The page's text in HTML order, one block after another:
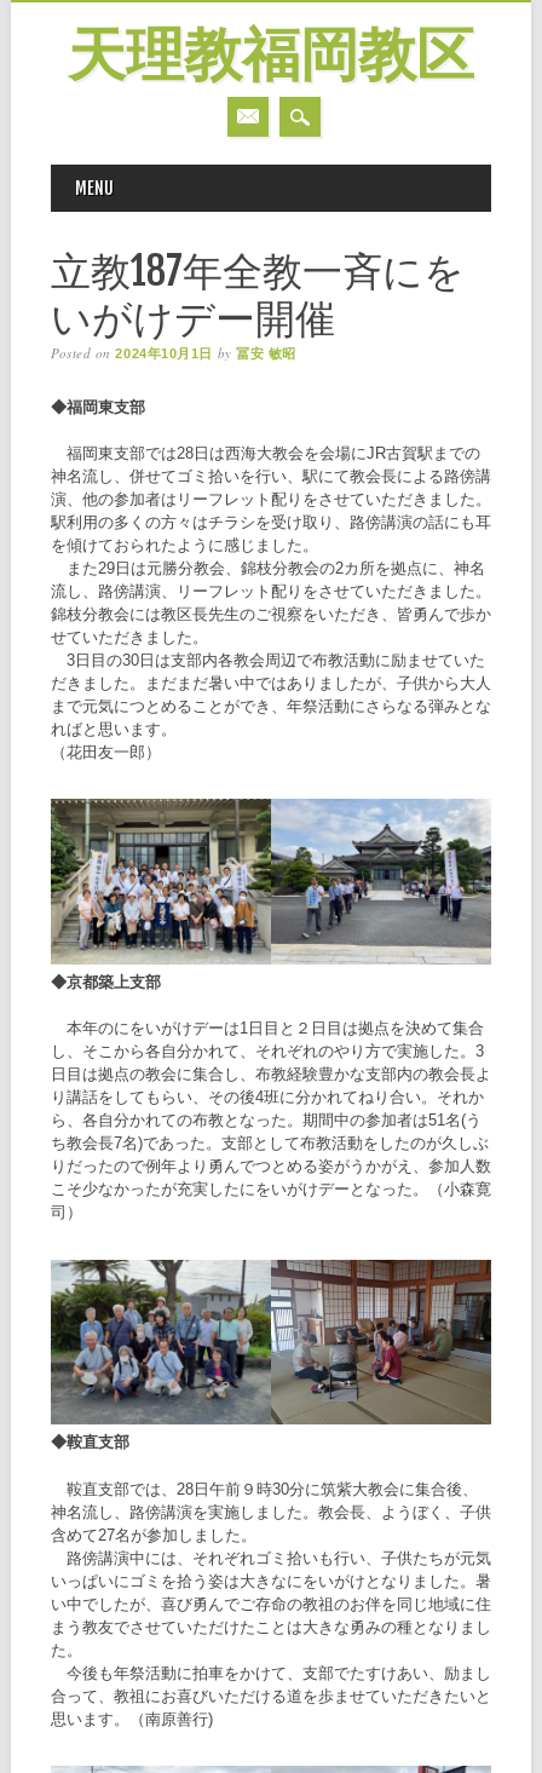
天理教福岡教区
MAIN MENU
MENU
立教187年全教一斉にを
いがけデー開催
Posted on2024年10月1日 by冨安 敏昭
◆福岡東支部
福岡東支部では28日は西海大教会を会場にJR古賀駅までの
神名流し、併せてゴミ拾いを行い、駅にて教会長による路傍講
演、他の参加者はリーフレット配りをさせていただきました。
駅利用の多くの方々はチラシを受け取り、路傍講演の話にも耳
を傾けておられたように感じました。
また29日は元勝分教会、錦枝分教会の2カ所を拠点に、神名
流し、路傍講演、リーフレット配りをさせていただきました。
錦枝分教会には教区長先生のご視察をいただき、皆勇んで歩か
せていただきました。
3日目の30日は支部内各教会周辺で布教活動に励ませていた
だきました。まだまだ暑い中ではありましたが、子供から大人
まで元気につとめることができ、年祭活動にさらなる弾みとな
ればと思います。
（花田友一郎）
◆京都築上支部
本年のにをいがけデーは1日目と２日目は拠点を決めて集合
し、そこから各自分かれて、それぞれのやり方で実施した。3
日目は拠点の教会に集合し、布教経験豊かな支部内の教会長よ
り講話をしてもらい、その後4班に分かれてねり合い。それか
ら、各自分かれての布教となった。期間中の参加者は51名(う
ち教会長7名)であった。支部として布教活動をしたのが久しぶ
りだったので例年より勇んでつとめる姿がうかがえ、参加人数
こそ少なかったが充実したにをいがけデーとなった。（小森寛
司）
◆鞍直支部
鞍直支部では、28日午前９時30分に筑紫大教会に集合後、
神名流し、路傍講演を実施しました。教会長、ようぼく、子供
含めて27名が参加しました。
路傍講演中には、それぞれゴミ拾いも行い、子供たちが元気
いっぱいにゴミを拾う姿は大きなにをいがけとなりました。暑
い中でしたが、喜び勇んでご存命の教祖のお伴を同じ地域に住
まう教友でさせていただけたことは大きな勇みの種となりまし
た。
今後も年祭活動に拍車をかけて、支部でたすけあい、励まし
合って、教祖にお喜びいただける道を歩ませていただきたいと
思います。（南原善行)